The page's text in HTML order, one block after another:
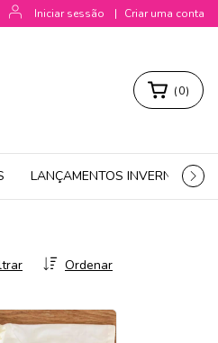
Iniciar sessão | Criar uma conta
(0)
LANÇAMENTOS INVERNO 26
Ordenar